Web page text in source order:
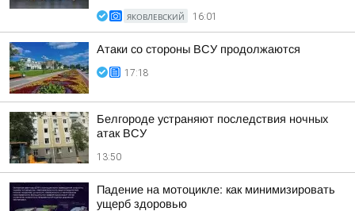
ЯКОВЛЕВСКИЙ 16:01
Атаки со стороны ВСУ продолжаются
17:18
Белгороде устраняют последствия ночных
атак ВСУ
13:50
Падение на мотоцикле: как минимизировать
ущерб здоровью